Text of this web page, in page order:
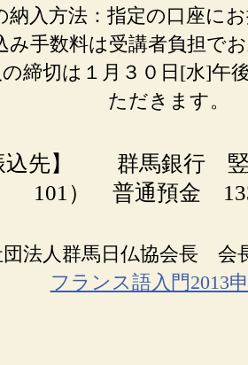
入方法：指定の口座に
み手数料は受講者負担で
締切は１月３０日[水]午
ただきます。
込先】 群馬銀行 竪
101） 普通預金
団法人群馬日仏協会長
フランス語入門2013